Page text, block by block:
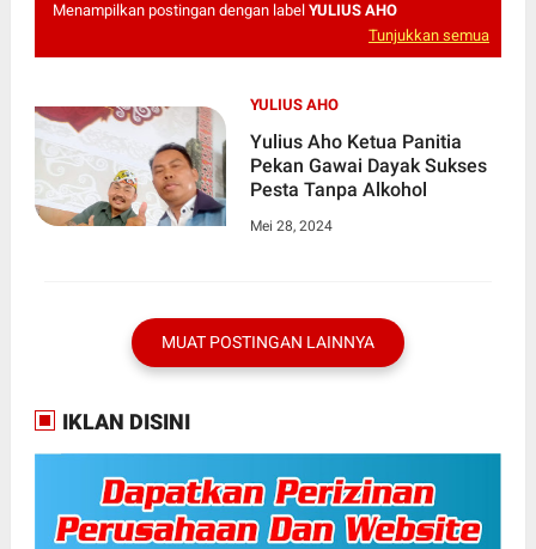
Menampilkan postingan dengan label YULIUS AHO
Tunjukkan semua
YULIUS AHO
Yulius Aho Ketua Panitia
Pekan Gawai Dayak Sukses
Pesta Tanpa Alkohol
Mei 28, 2024
MUAT POSTINGAN LAINNYA
IKLAN DISINI